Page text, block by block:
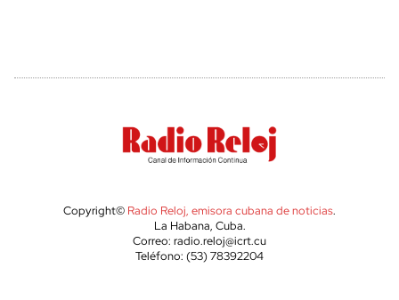
Copyright© Radio Reloj, emisora cubana de noticias.
La Habana, Cuba.
Correo: radio.reloj@icrt.cu
Teléfono: (53) 78392204